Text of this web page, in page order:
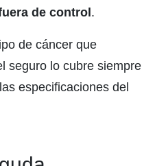
de control.
de cáncer que
seguro lo cubre siempre
especificaciones del